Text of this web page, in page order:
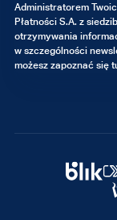
Administratorem
Płatności S.A. z
otrzymywania
w szczególności
możesz zapoznać się